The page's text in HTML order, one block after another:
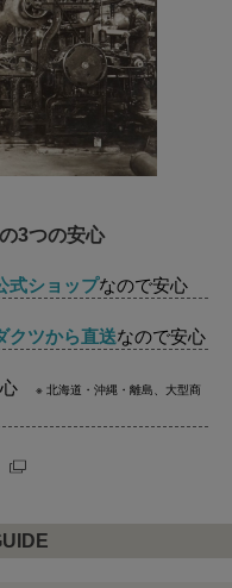
3つの安心
式ショップなので安心
クツから直送なので安心
※ 北海道・沖縄・離島、大型商